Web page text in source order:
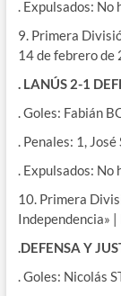
. Expulsados: No
9. Primera
14 de febrero de
. LANÚS 2-1
. Goles: Fabián
. Penales: 1,
. Expulsados: No
10. Primera
Independencia»
.DEFENSA Y
. Goles: Nicolás